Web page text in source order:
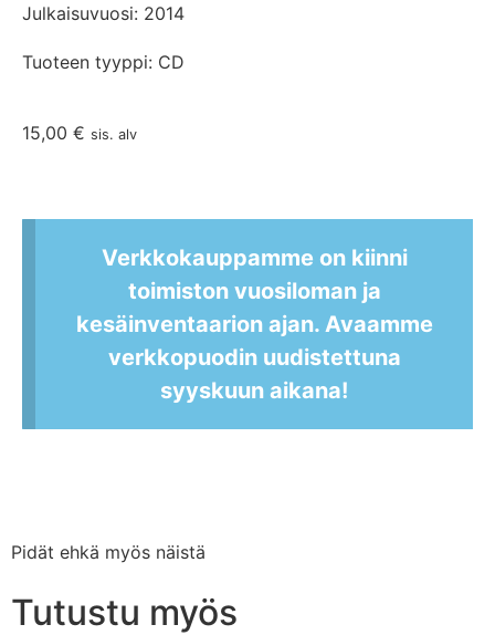
Julkaisuvuosi: 2014
Tuoteen tyyppi: CD
15,00 € sis. alv
Verkkokauppamme on kiinni
toimiston vuosiloman ja
kesäinventaarion ajan. Avaamme
verkkopuodin uudistettuna
syyskuun aikana!
Pidät ehkä myös näistä
Tutustu myös